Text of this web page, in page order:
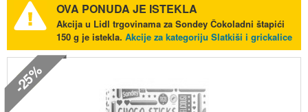
OVA PONUDA JE ISTEKLA
Akcija u Lidl trgovinama za Sondey Čokoladni štapići
150 g je istekla. Akcije za kategoriju Slatkiši i grickalice
-25%